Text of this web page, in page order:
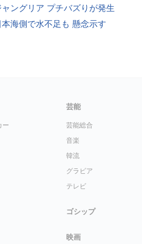
ャングリア プチバズりが発生
本海側で水不足も 懸念示す
ー
芸能
芸能総合
音楽
韓流
グラビア
テレビ
ゴシップ
映画